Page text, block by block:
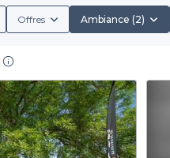
Offres Ambiance (2)